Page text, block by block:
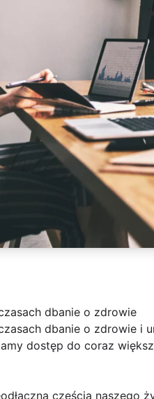
dbanie o zdrowie
dbanie o zdrowie i
dostęp do coraz
częścią naszego